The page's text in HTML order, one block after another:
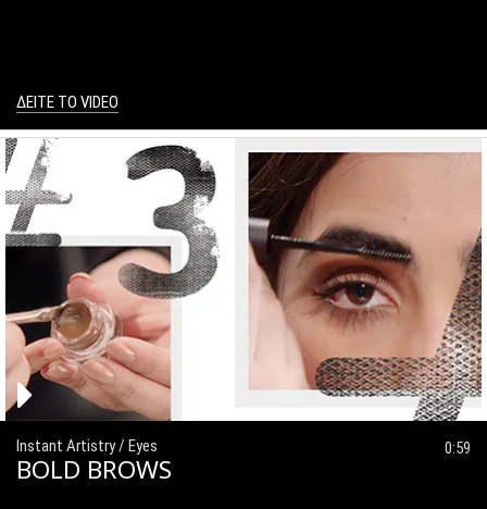
ΔΕΙΤΕ ΤΟ VIDEO
0:59
Instant Artistry / Eyes
BOLD BROWS